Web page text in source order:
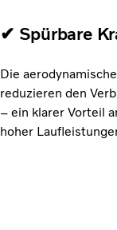
✔ Spürbare
Die
reduzieren den
– ein klarer Vorteil
hoher